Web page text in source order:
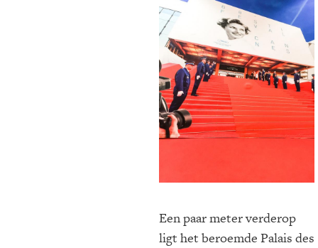
Een paar meter verderop
ligt het beroemde Palais des